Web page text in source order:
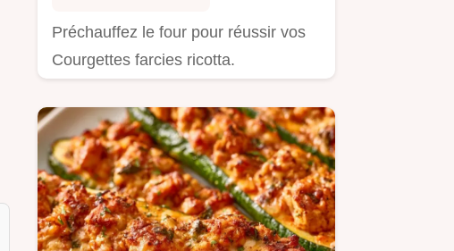
Préchauffez le four pour réussir vos
Courgettes farcies ricotta.